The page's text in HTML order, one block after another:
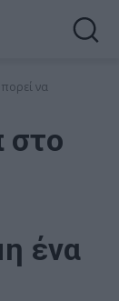
να
στο
ένα